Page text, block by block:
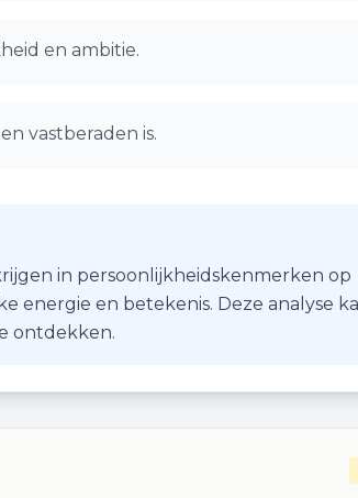
en ambitie.
vastberaden is.
in persoonlijkheidskenmerken op
energie en betekenis. Deze analyse
ontdekken.